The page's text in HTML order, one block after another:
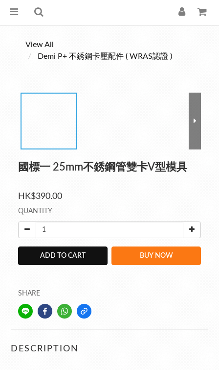
View All
Demi P+ 不銹鋼卡壓配件 ( WRAS認證 )
國標一 25mm不銹鋼管雙卡V型模具
HK$390.00
QUANTITY
ADD TO CART BUY NOW
SHARE
DESCRIPTION